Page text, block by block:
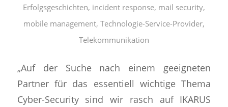
Erfolgsgeschichten, incident response, mail security,
mobile management, Technologie-Service-Provider,
Telekommunikation
„Auf der Suche nach einem geeigneten
Partner für das essentiell wichtige Thema
Cyber-Security sind wir rasch auf IKARUS